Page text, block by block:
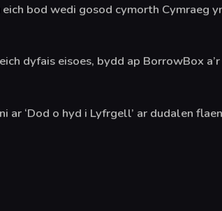
bod wedi gosod cymorth Cymraeg
dyfais eisoes, bydd ap BorrowBox
‘Dod o hyd i Lyfrgell’ ar dudalen